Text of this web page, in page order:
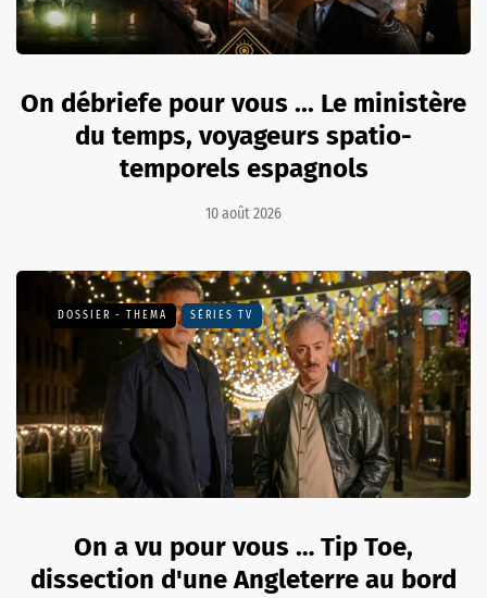
On débriefe pour vous ... Le ministère
du temps, voyageurs spatio-
temporels espagnols
10 août 2026
DOSSIER - THEMA SÉRIES TV
On a vu pour vous … Tip Toe,
dissection d'une Angleterre au bord